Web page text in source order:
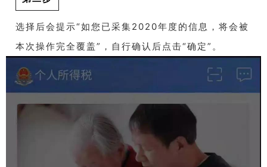
选择后会提示“如您已采集2020年度的信息，将会被
本次操作完全覆盖”，自行确认后点击“确定”。